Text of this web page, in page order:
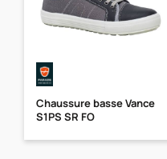
Chaussure basse Vance
S1PS SR FO